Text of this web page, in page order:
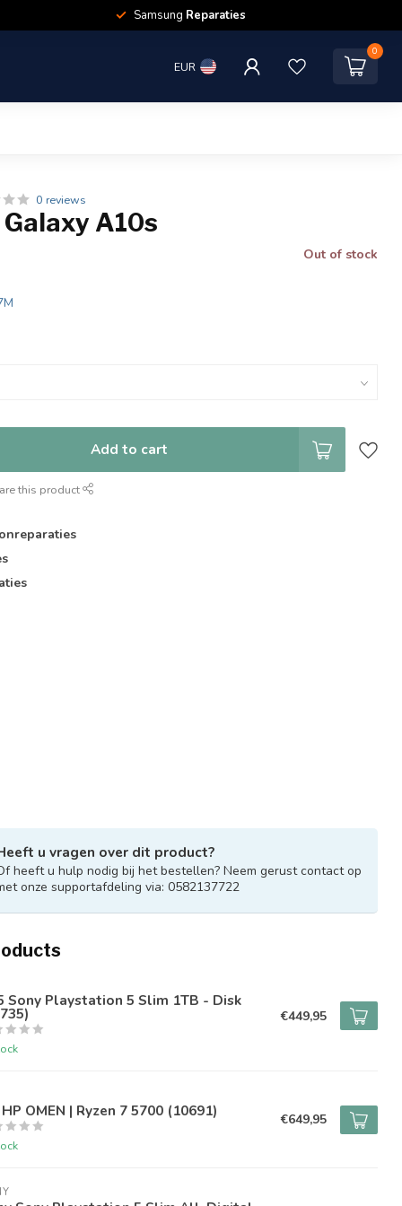
Samsung Reparaties
EUR
0
0 reviews
A10s
Out of stock
Add to cart
this product
u vragen over dit product?
heeft u hulp nodig bij het bestellen? Neem gerust contact op
onze supportafdeling via: 0582137722
Sony Playstation 5 Slim 1TB - Disk
€449,95
OMEN | Ryzen 7 5700 (10691) €649,95